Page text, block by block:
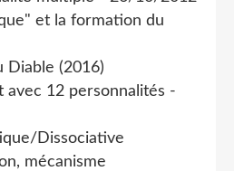
et la formation du
Diable (2016)
avec 12 personnalités -
Dissociative
mécanisme